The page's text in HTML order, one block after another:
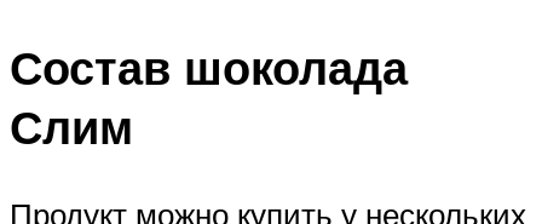
Состав шоколада
Слим
Продукт можно купить у нескольких